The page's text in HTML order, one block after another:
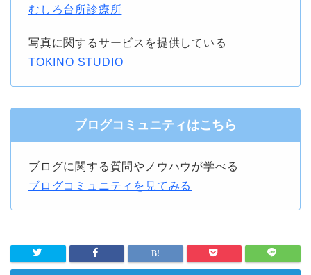
むしろ台所診療所
写真に関するサービスを提供している
TOKINO STUDIO
ブログコミュニティはこちら
ブログに関する質問やノウハウが学べる
ブログコミュニティを見てみる